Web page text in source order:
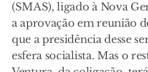
(SMAS), ligado à Nova
a aprovação em reunião
que a presidência desse
esfera socialista. Mas o